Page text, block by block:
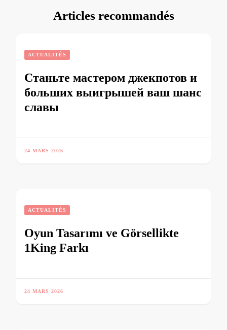
Articles recommandés
ACTUALITÉS
Станьте мастером джекпотов и
больших выигрышей ваш шанс
славы
24 MARS 2026
ACTUALITÉS
Oyun Tasarımı ve Görsellikte
1King Farkı
24 MARS 2026